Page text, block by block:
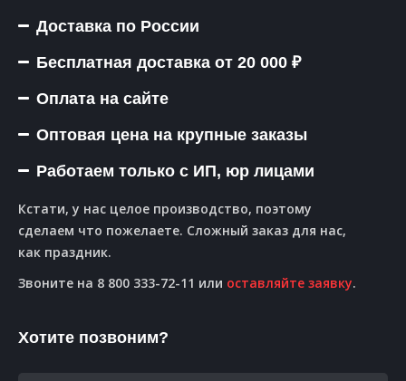
Доставка по России
Бесплатная доставка от 20 000 ₽
Оплата на сайте
Оптовая цена на крупные заказы
Работаем только с ИП, юр лицами
Кстати, у нас целое производство, поэтому
сделаем что пожелаете. Сложный заказ для нас,
как праздник.
Звоните на 8 800 333-72-11 или оставляйте заявку.
Хотите позвоним?